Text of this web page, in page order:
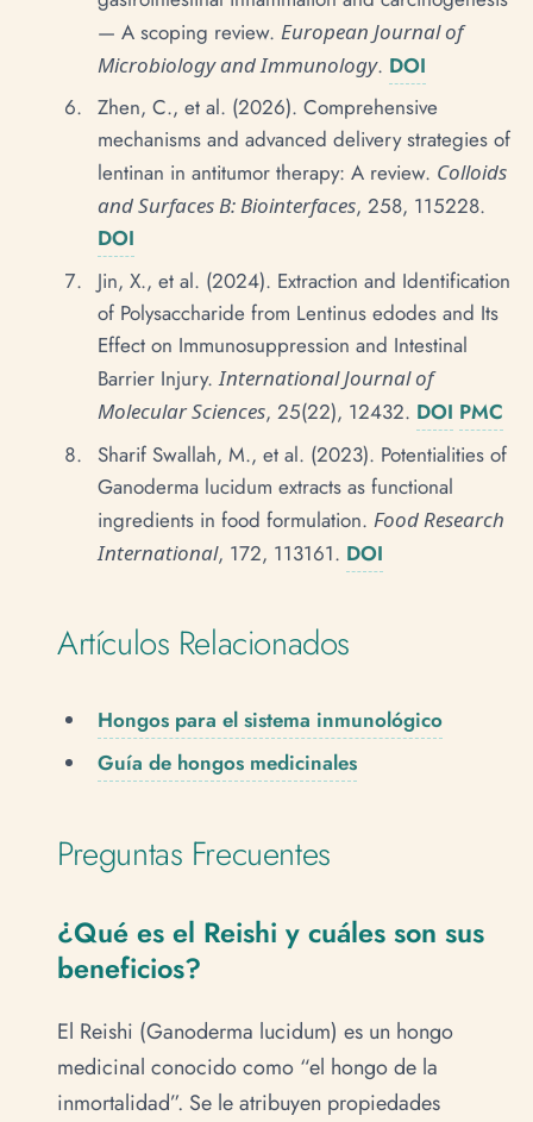
— A scoping review. European Journal of
Microbiology and Immunology. DOI
Zhen, C., et al. (2026). Comprehensive
mechanisms and advanced delivery strategies of
lentinan in antitumor therapy: A review. Colloids
and Surfaces B: Biointerfaces, 258, 115228.
DOI
Jin, X., et al. (2024). Extraction and Identification
of Polysaccharide from Lentinus edodes and Its
Effect on Immunosuppression and Intestinal
Barrier Injury.International Journal of
Molecular Sciences, 25(22), 12432. DOI PMC
Sharif Swallah, M., et al. (2023). Potentialities of
Ganoderma lucidum extracts as functional
ingredients in food formulation. Food Research
International, 172, 113161. DOI
Artículos Relacionados
Hongos para el sistema inmunológico
Guía de hongos medicinales
Preguntas Frecuentes
¿Qué es el Reishi y cuáles son sus
beneficios?
El Reishi (Ganoderma lucidum) es un hongo
medicinal conocido como “el hongo de la
inmortalidad”. Se le atribuyen propiedades